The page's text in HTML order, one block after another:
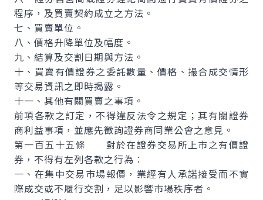
程序，及買賣契約成立之方法。
七、買賣單位。
八、價格升降單位及幅度。
九、結算及交割日期與方法。
十、買賣有價證券之委託數量、價格、撮合成交情形
等交易資訊之即時揭露。
十一、其他有關買賣之事項。
前項各款之訂定，不得違反法令之規定；其有關證券
商利益事項，並應先徵詢證券商同業公會之意見。
第一百五十五條 對於在證券交易所上巿之有價證
券，不得有左列各款之行為︰
一、在集中交易巿場報價，業經有人承諾接受而不實
際成交或不履行交割，足以影響巿場秩序者。